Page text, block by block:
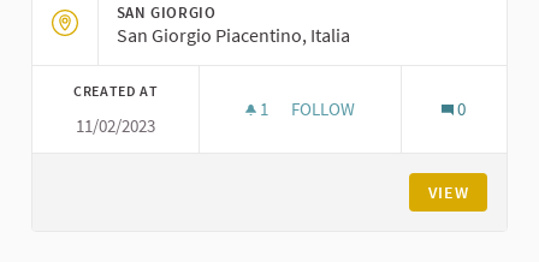
SAN GIORGIO
San Giorgio Piacentino, Italia
CREATED AT
11/02/2023
1 1 FOLLOWER
FOLLOW 0
VIEW